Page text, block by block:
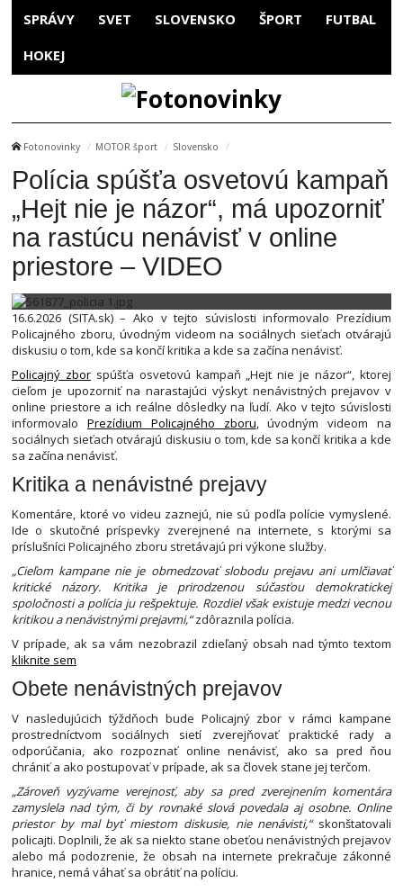
SPRÁVY SVET SLOVENSKO ŠPORT FUTBAL
HOKEJ
Fotonovinky MOTOR šport Slovensko
Polícia spúšťa osvetovú kampaň
„Hejt nie je názor“, má upozorniť
na rastúcu nenávisť v online
priestore – VIDEO
16.6.2026 (SITA.sk) – Ako v tejto súvislosti informovalo Prezídium
Policajného zboru, úvodným videom na sociálnych sieťach otvárajú
diskusiu o tom, kde sa končí kritika a kde sa začína nenávisť.
Policajný zborspúšťa osvetovú kampaň „Hejt nie je názor“, ktorej
cieľom je upozorniť na narastajúci výskyt nenávistných prejavov v
online priestore a ich reálne dôsledky na ľudí. Ako v tejto súvislosti
informovalo Prezídium Policajného zboru, úvodným videom na
sociálnych sieťach otvárajú diskusiu o tom, kde sa končí kritika a kde
sa začína nenávisť.
Kritika a nenávistné prejavy
Komentáre, ktoré vo videu zaznejú, nie sú podľa polície vymyslené.
Ide o skutočné príspevky zverejnené na internete, s ktorými sa
príslušníci Policajného zboru stretávajú pri výkone služby.
„Cieľom kampane nie je obmedzovať slobodu prejavu ani umlčiavať
kritické názory. Kritika je prirodzenou súčasťou demokratickej
spoločnosti a polícia ju rešpektuje. Rozdiel však existuje medzi vecnou
kritikou a nenávistnými prejavmi,“zdôraznila polícia.
V prípade, ak sa vám nezobrazil zdieľaný obsah nad týmto textom
kliknite sem
Obete nenávistných prejavov
V nasledujúcich týždňoch bude Policajný zbor v rámci kampane
prostredníctvom sociálnych sietí zverejňovať praktické rady a
odporúčania, ako rozpoznať online nenávisť, ako sa pred ňou
chrániť a ako postupovať v prípade, ak sa človek stane jej terčom.
„Zároveň vyzývame verejnosť, aby sa pred zverejnením komentára
zamyslela nad tým, či by rovnaké slová povedala aj osobne. Online
priestor by mal byť miestom diskusie, nie nenávisti,“skonštatovali
policajti. Doplnili, že ak sa niekto stane obeťou nenávistných prejavov
alebo má podozrenie, že obsah na internete prekračuje zákonné
hranice, nemá váhať sa obrátiť na políciu.